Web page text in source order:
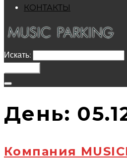
КОНТАКТЫ
Искать:
День:
Компания